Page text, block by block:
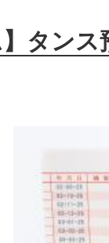
】タン